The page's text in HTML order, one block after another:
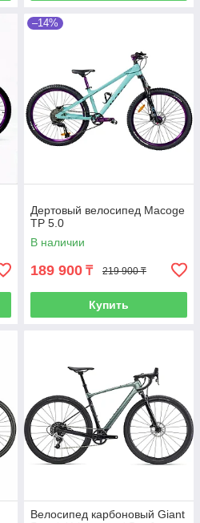
–14%
Дертовый велосипед Macoge
TP 5.0
В наличии
189 900 ₸ 219 900 ₸
Купить
Велосипед карбоновый Giant